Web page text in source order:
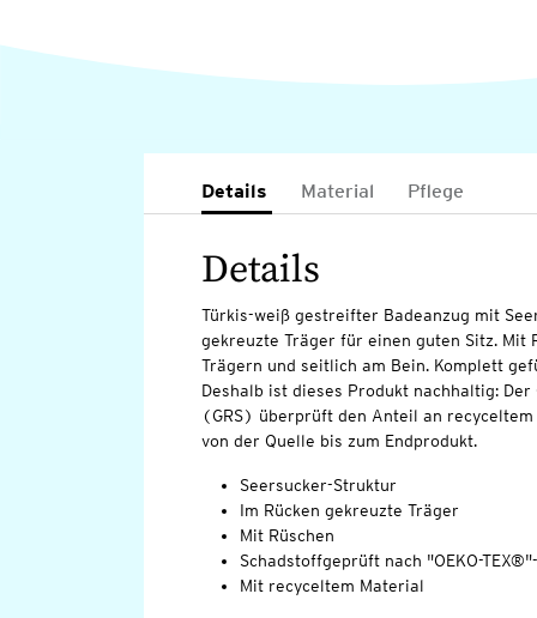
Details Material Pflege
Details
Türkis-weiß gestreifter Badeanzug mit
gekreuzte Träger für einen guten Sitz. Mit
Trägern und seitlich am Bein. Komplett
Deshalb ist dieses Produkt nachhaltig: Der
(GRS) überprüft den Anteil an
von der Quelle bis zum Endprodukt.
Seersucker-Struktur
Im Rücken gekreuzte Träger
Mit Rüschen
Schadstoffgeprüft nach "OEKO-
Mit recyceltem Material